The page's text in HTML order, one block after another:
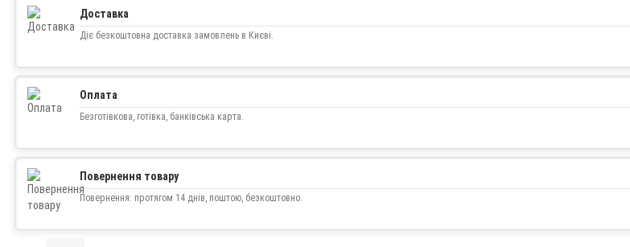
Доставка
Діє безкоштовна доставка замовлень в Києві.
Оплата
Безготівкова, готівка, банківська карта.
Повернення товару
Повернення: протягом 14 днів, поштою, безкоштовно.